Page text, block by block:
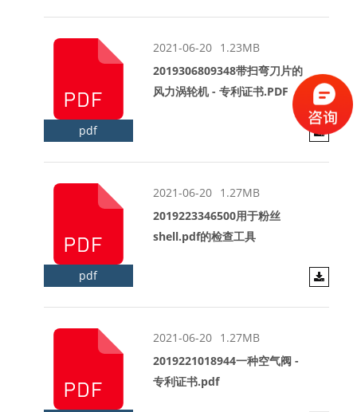
pdf
2021-06-20 1.23MB
2019306809348带扫弯刀片的
风力涡轮机 - 专利证书.PDF
pdf
2021-06-20 1.27MB
2019223346500用于粉丝
shell.pdf的检查工具
2021-06-20 1.27MB
2019221018944一种空气阀 -
专利证书.pdf